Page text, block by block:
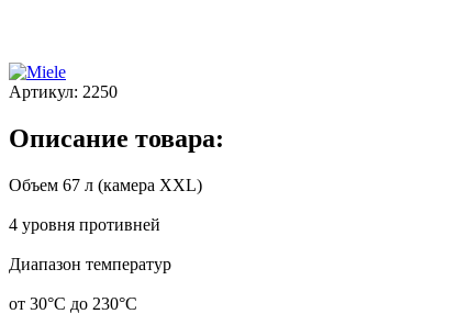
Артикул: 2250
Описание товара:
Объем 67 л (камера XXL)
4 уровня противней
Диапазон температур
от 30°C до 230°C